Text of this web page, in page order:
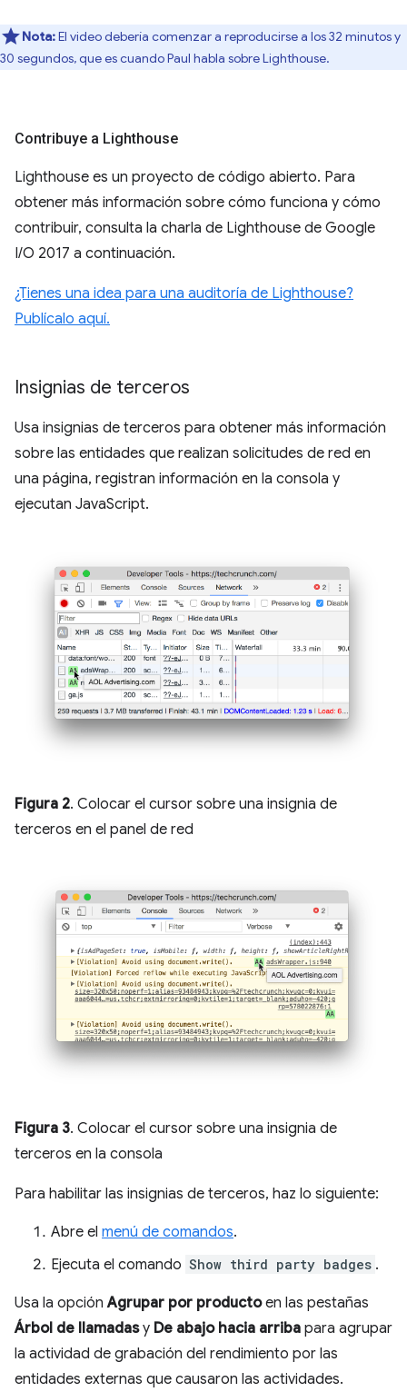
Nota:El video debería comenzar a reproducirse a los 32 minutos y
30 segundos, que es cuando Paul habla sobre Lighthouse.
Contribuye a Lighthouse
Lighthouse es un proyecto de código abierto. Para
obtener más información sobre cómo funciona y cómo
contribuir, consulta la charla de Lighthouse de Google
I/O 2017 a continuación.
¿Tienes una idea para una auditoría de Lighthouse?
Publícalo aquí.
Insignias de terceros
Usa insignias de terceros para obtener más información
sobre las entidades que realizan solicitudes de red en
una página, registran información en la consola y
ejecutan JavaScript.
Figura 2. Colocar el cursor sobre una insignia de
terceros en el panel de red
Figura 3. Colocar el cursor sobre una insignia de
terceros en la consola
Para habilitar las insignias de terceros, haz lo siguiente:
Abre el menú de comandos.
Ejecuta el comando Show third party badges .
Usa la opciónAgrupar por productoen las pestañas
Árbol de llamadasy De abajo hacia arriba para agrupar
la actividad de grabación del rendimiento por las
entidades externas que causaron las actividades.